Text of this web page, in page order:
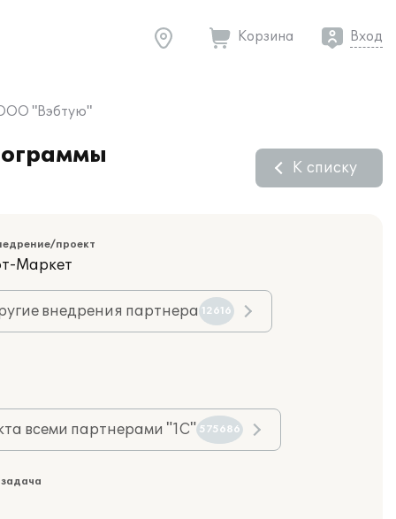
Корзина Вход
ООО "Вэбтую"
К списку
проект
Маркет
внедрения партнера 12616
всеми партнерами "1С" 575686